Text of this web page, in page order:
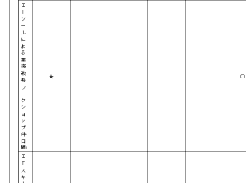
Ｉ
Ｔ
ツ
ー
ル
に
よ
る
業
務
改
善
ワ
ー
ク
シ
ョ
ッ
プ
(半
日
間)
★ ○
Ｉ
Ｔ
ス
キ